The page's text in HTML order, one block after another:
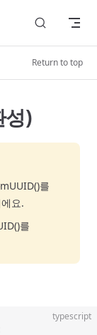
Return to top
)
를
요.
를
typescript